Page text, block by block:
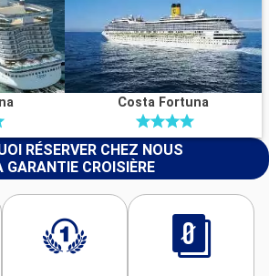
Costa Fortuna
RÉSERVER CHEZ NOUS
GARANTIE CROISIÈRE